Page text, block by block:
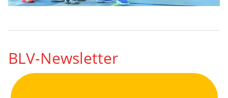
BLV-Newsletter